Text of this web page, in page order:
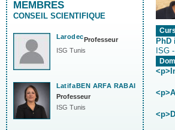
PhD
ISG
MEMBRES
CONSEIL SCIENTIFIQUE
LarodecProfesseur
ISG Tunis
LatifaBEN ARFA RABAI
Professeur
ISG Tunis